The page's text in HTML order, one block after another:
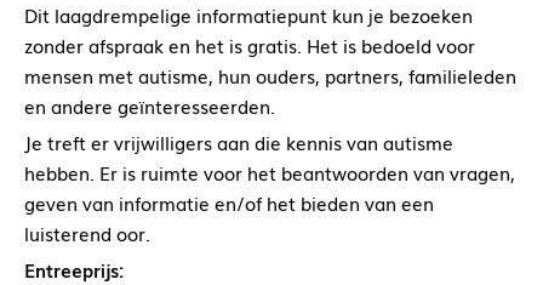
Dit laagdrempelige informatiepunt kun je bezoeken
zonder afspraak en het is gratis. Het is bedoeld voor
mensen met autisme, hun ouders, partners, familieleden
en andere geïnteresseerden.
Je treft er vrijwilligers aan die kennis van autisme
hebben. Er is ruimte voor het beantwoorden van vragen,
geven van informatie en/of het bieden van een
luisterend oor.
Entreeprijs: